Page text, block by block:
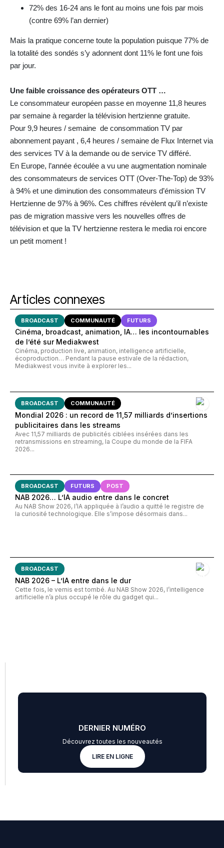
72% des 16-24 ans le font au moins une fois par mois
(contre 69% l’an dernier)
Mais la pratique concerne toute la population puisque 77% de
la totalité des sondés s’y adonnent dont 11% le font une fois
par jour.
Une faible croissance des opérateurs OTT …
Le consommateur européen passe en moyenne 11,8 heures
par semaine à regarder la télévision hertzienne gratuite.
Pour 9,9 heures / semaine de consommation TV par
abonnement payant , 6,4 heures / semaine de Flux Internet via
des services TV à la demande ou de service TV différé.
En Europe, l’année écoulée a vu une augmentation nominale
des consommateurs de services OTT (Over-The-Top) de 93%
à 94% et une diminution des consommateurs d’émission TV
Hertzienne de 97% à 96%. Ces chiffres révèlent qu’il n’existe
pas de migration massive vers les nouvelles offres de
télévision et que la TV hertzienne restera le media roi encore
un petit moment !
Articles connexes
BROADCAST COMMUNAUTÉ FUTURS
Cinéma, broadcast, animation, IA… les incontournables
de l’été sur Mediakwest
Cinéma, production live, animation, intelligence artificielle,
écoproduction… Pendant la pause estivale de la rédaction,
Mediakwest vous invite à explorer les...
BROADCAST COMMUNAUTÉ
Mondial 2026 : un record de 11,57 milliards d’insertions
publicitaires dans les streams
Avec 11,57 milliards de publicités ciblées insérées dans les
retransmissions en streaming, la Coupe du monde de la FIFA
2026...
BROADCAST FUTURS POST
NAB 2026… L’IA audio entre dans le concret
Au NAB Show 2026, l’IA appliquée à l’audio a quitté le registre de
la curiosité technologique. Elle s’impose désormais dans...
BROADCAST
NAB 2026 – L’IA entre dans le dur
Cette fois, le vernis est tombé. Au NAB Show 2026, l’intelligence
artificielle n’a plus occupé le rôle du gadget qui...
DERNIER NUMÉRO
Découvrez toutes les nouveautés
LIRE EN LIGNE